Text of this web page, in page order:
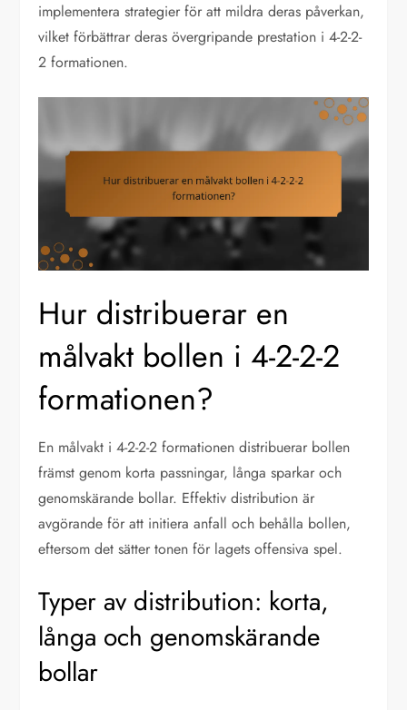
implementera strategier för att mildra deras påverkan,
vilket förbättrar deras övergripande prestation i 4-2-2-
2 formationen.
Hur distribuerar en
målvakt bollen i 4-2-2-2
formationen?
En målvakt i 4-2-2-2 formationen distribuerar bollen
främst genom korta passningar, långa sparkar och
genomskärande bollar. Effektiv distribution är
avgörande för att initiera anfall och behålla bollen,
eftersom det sätter tonen för lagets offensiva spel.
Typer av distribution: korta,
långa och genomskärande
bollar